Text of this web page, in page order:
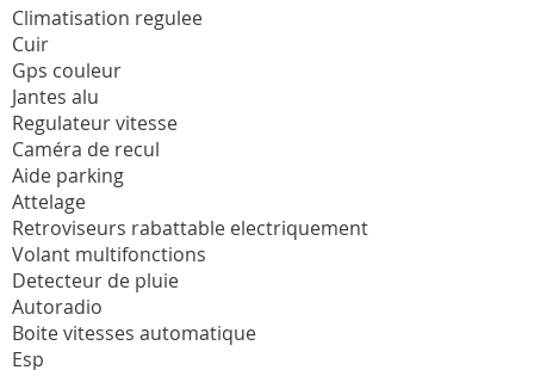
Climatisation regulee
Cuir
Gps couleur
Jantes alu
Regulateur vitesse
Caméra de recul
Aide parking
Attelage
Retroviseurs rabattable electriquement
Volant multifonctions
Detecteur de pluie
Autoradio
Boite vitesses automatique
Esp